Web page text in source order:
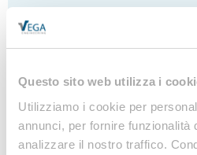
Questo sito web utilizza i
Utilizziamo i cookie per
annunci, per fornire funzionalità
analizzare il nostro traffico.